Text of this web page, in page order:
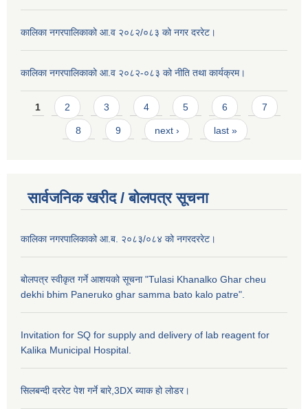
कालिका नगरपालिकाको आ.व २०८२/०८३ को नगर दररेट।
कालिका नगरपालिकाको आ.व २०८२-०८३ को नीति तथा कार्यक्रम।
Pages
1 2 3 4 5 6 7
8 9 next › last »
सार्वजनिक खरीद / बाेलपत्र सूचना
कालिका नगरपालिकाको आ.ब. २०८३/०८४ को नगरदररेट।
बोलपत्र स्वीकृत गर्ने आशयको सूचना "Tulasi Khanalko Ghar cheu
dekhi bhim Paneruko ghar samma bato kalo patre".
Invitation for SQ for supply and delivery of lab reagent for
Kalika Municipal Hospital.
सिलबन्दी दररेट पेश गर्ने बारे,3DX ब्याक हो लोडर।